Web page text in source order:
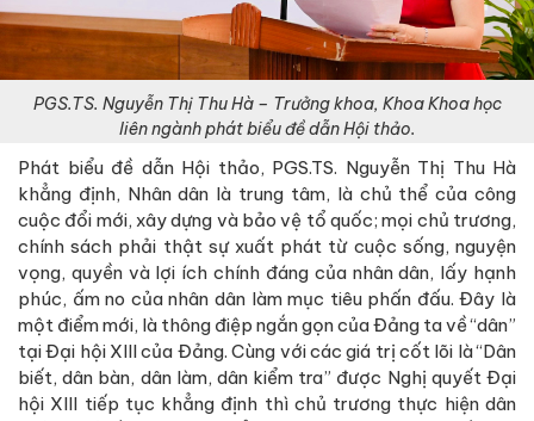
PGS.TS. Nguyễn Thị Thu Hà – Trưởng khoa, Khoa Khoa học
liên ngành phát biểu đề dẫn Hội thảo.
Phát biểu đề dẫn Hội thảo, PGS.TS. Nguyễn Thị Thu Hà
khẳng định, Nhân dân là trung tâm, là chủ thể của công
cuộc đổi mới, xây dựng và bảo vệ tổ quốc; mọi chủ trương,
chính sách phải thật sự xuất phát từ cuộc sống, nguyện
vọng, quyền và lợi ích chính đáng của nhân dân, lấy hạnh
phúc, ấm no của nhân dân làm mục tiêu phấn đấu. Đây là
một điểm mới, là thông điệp ngắn gọn của Đảng ta về “dân”
tại Đại hội XIII của Đảng. Cùng với các giá trị cốt lõi là “Dân
biết, dân bàn, dân làm, dân kiểm tra” được Nghị quyết Đại
hội XIII tiếp tục khẳng định thì chủ trương thực hiện dân